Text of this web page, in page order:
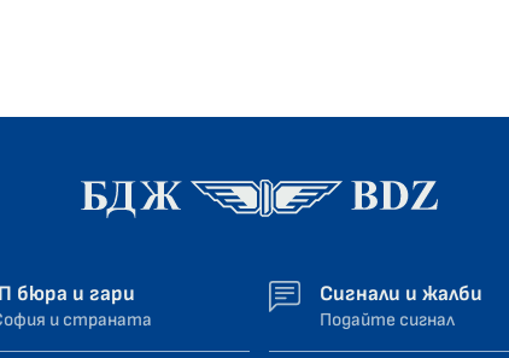
бюра и гари
и страната
Сигнали и жалби
Подайте сигнал